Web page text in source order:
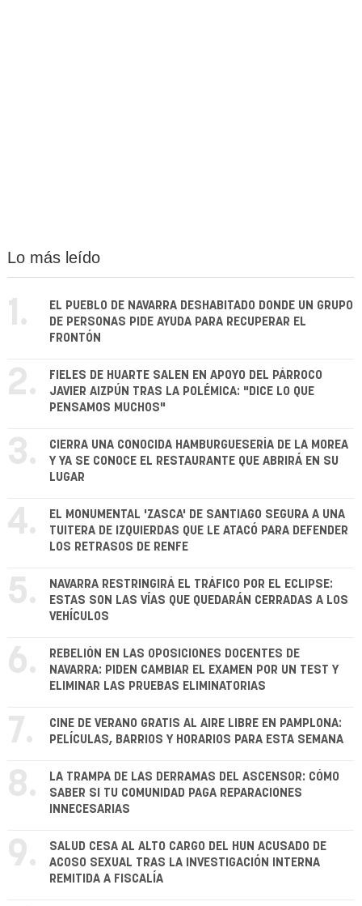
Lo más leído
1.
EL PUEBLO DE NAVARRA DESHABITADO DONDE UN GRUPO
DE PERSONAS PIDE AYUDA PARA RECUPERAR EL
FRONTÓN
2.
FIELES DE HUARTE SALEN EN APOYO DEL PÁRROCO
JAVIER AIZPÚN TRAS LA POLÉMICA: "DICE LO QUE
PENSAMOS MUCHOS"
3.
CIERRA UNA CONOCIDA HAMBURGUESERÍA DE LA MOREA
Y YA SE CONOCE EL RESTAURANTE QUE ABRIRÁ EN SU
LUGAR
4.
EL MONUMENTAL 'ZASCA' DE SANTIAGO SEGURA A UNA
TUITERA DE IZQUIERDAS QUE LE ATACÓ PARA DEFENDER
LOS RETRASOS DE RENFE
5.
NAVARRA RESTRINGIRÁ EL TRÁFICO POR EL ECLIPSE:
ESTAS SON LAS VÍAS QUE QUEDARÁN CERRADAS A LOS
VEHÍCULOS
6.
REBELIÓN EN LAS OPOSICIONES DOCENTES DE
NAVARRA: PIDEN CAMBIAR EL EXAMEN POR UN TEST Y
ELIMINAR LAS PRUEBAS ELIMINATORIAS
7.
CINE DE VERANO GRATIS AL AIRE LIBRE EN PAMPLONA:
PELÍCULAS, BARRIOS Y HORARIOS PARA ESTA SEMANA
8.
LA TRAMPA DE LAS DERRAMAS DEL ASCENSOR: CÓMO
SABER SI TU COMUNIDAD PAGA REPARACIONES
INNECESARIAS
9.
SALUD CESA AL ALTO CARGO DEL HUN ACUSADO DE
ACOSO SEXUAL TRAS LA INVESTIGACIÓN INTERNA
REMITIDA A FISCALÍA